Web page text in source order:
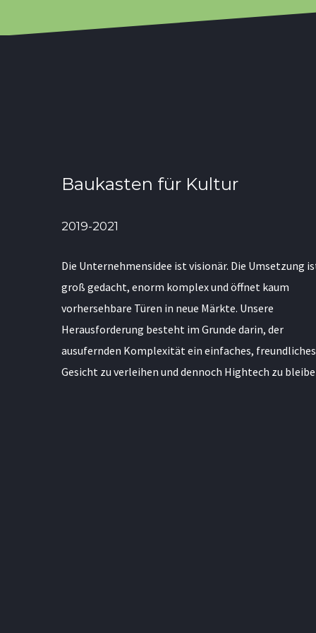
Baukasten für Kultur
2019-2021
Die Unternehmensidee ist visionär. Die Umsetzung
groß gedacht, enorm komplex und öffnet kaum
vorhersehbare Türen in neue Märkte. Unsere
Herausforderung besteht im Grunde darin, der
ausufernden Komplexität ein einfaches, freundliches
Gesicht zu verleihen und dennoch Hightech zu